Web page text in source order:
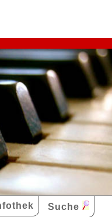
Suche